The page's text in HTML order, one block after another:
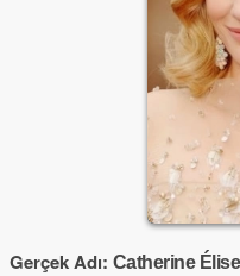
Gerçek Adı: Catherine